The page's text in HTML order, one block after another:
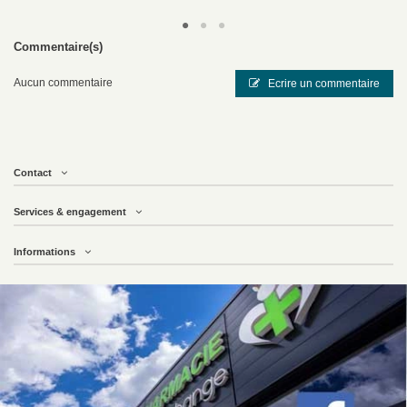
– réduit l'agitation mentale, soutient la continuité du sommeil
Vitamine B6– contribue au fonctionnement normal du système nerveux et à
la synthèse de la sérotonine
fixe chaque soir. La régularité est essentielle : les effets s'installent
progressivement sur les premières semaines. Si les troubles du
sommeil s'accompagnent d'une anxiété marquée ou d'une fatigue
chronique importante, il peut être utile d'en parler à l'un de nos
complémentaire est adaptée à votre situation.
Pour aller plus loin dans la prise en charge de vos nuits difficiles, découvrez
notre sélection de
compléments alimentaires pour le sommeil
. Si des
tensions ou une anxiété sous-jacente perturbent votre repos, notre rayon
sommeil, anxiété et dépressionpropose des solutions adaptées à ces
situations spécifiques.
Commentaire(s)
Aucun commentaire Ecrire un commentaire
Contact
Services & engagement
Informations